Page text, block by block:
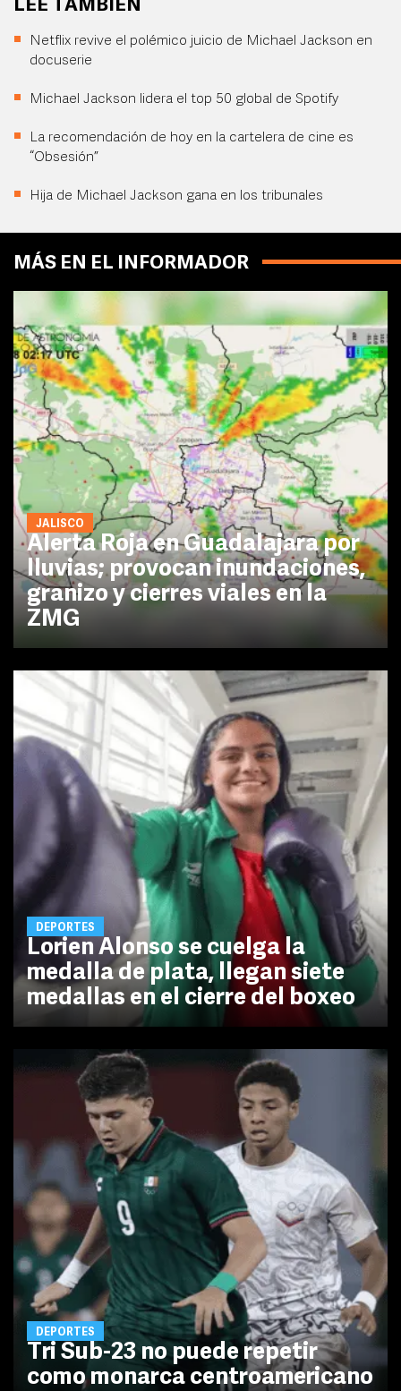
LEE TAMBIÉN
Netflix revive el polémico juicio de Michael Jackson en
docuserie
Michael Jackson lidera el top 50 global de Spotify
La recomendación de hoy en la cartelera de cine es
“Obsesión”
Hija de Michael Jackson gana en los tribunales
MÁS EN EL INFORMADOR
JALISCO
Alerta Roja en Guadalajara por
lluvias; provocan inundaciones,
granizo y cierres viales en la
ZMG
DEPORTES
Lorien Alonso se cuelga la
medalla de plata, llegan siete
medallas en el cierre del boxeo
DEPORTES
Tri Sub-23 no puede repetir
como monarca centroamericano